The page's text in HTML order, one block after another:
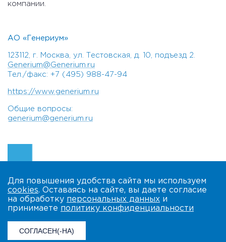
компании.
АО «Генериум»
123112, г. Москва, ул. Тестовская, д. 10, подъезд 2.
Generium@Generium.ru
Тел./факс: +7 (495) 988-47-94
https://www.generium.ru
Общие вопросы:
generium@generium.ru
Для повышения удобства сайта мы используем
cookies. Оставаясь на сайте, вы даете согласие
на обработку персональных данных и
принимаете политику конфиденциальности
СОГЛАСЕН(-НА)